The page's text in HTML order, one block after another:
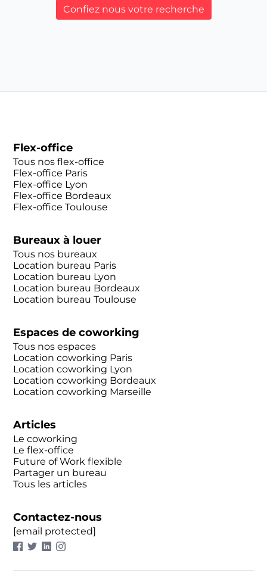
Confiez nous votre recherche
Flex-office
Tous nos flex-office
Flex-office Paris
Flex-office Lyon
Flex-office Bordeaux
Flex-office Toulouse
Bureaux à louer
Tous nos bureaux
Location bureau Paris
Location bureau Lyon
Location bureau Bordeaux
Location bureau Toulouse
Espaces de coworking
Tous nos espaces
Location coworking Paris
Location coworking Lyon
Location coworking Bordeaux
Location coworking Marseille
Articles
Le coworking
Le flex-office
Future of Work flexible
Partager un bureau
Tous les articles
Contactez-nous
[email protected]